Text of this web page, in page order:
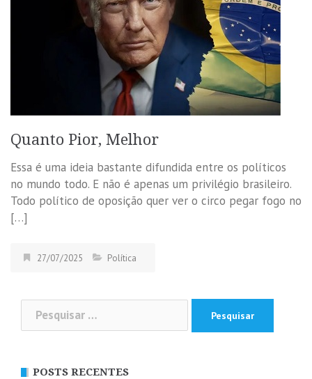
Quanto Pior, Melhor
Essa é uma ideia bastante difundida entre os políticos
no mundo todo. E não é apenas um privilégio brasileiro.
Todo político de oposição quer ver o circo pegar fogo no
[…]
27/07/2025 Política
Pesquisar
por:
POSTS RECENTES